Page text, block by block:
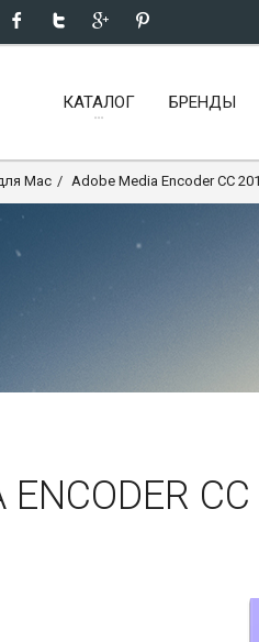
КАТАЛОГ БРЕНДЫ
Mac Adobe Media Encoder CC
ENCODER